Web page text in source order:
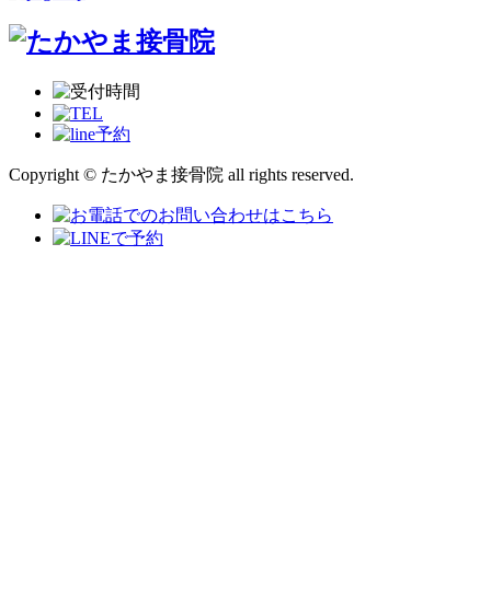
Copyright © たかやま接骨院 all rights reserved.